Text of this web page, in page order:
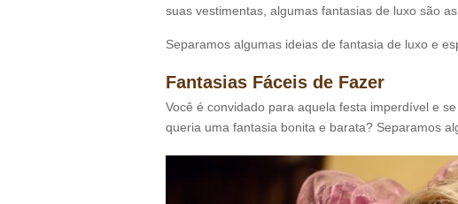
suas vestimentas, algumas fantasias de luxo são as
Separamos algumas ideias de fantasia de luxo e
Fantasias Fáceis de Fazer
Você é convidado para aquela festa imperdível e
queria uma fantasia bonita e barata? Separamos